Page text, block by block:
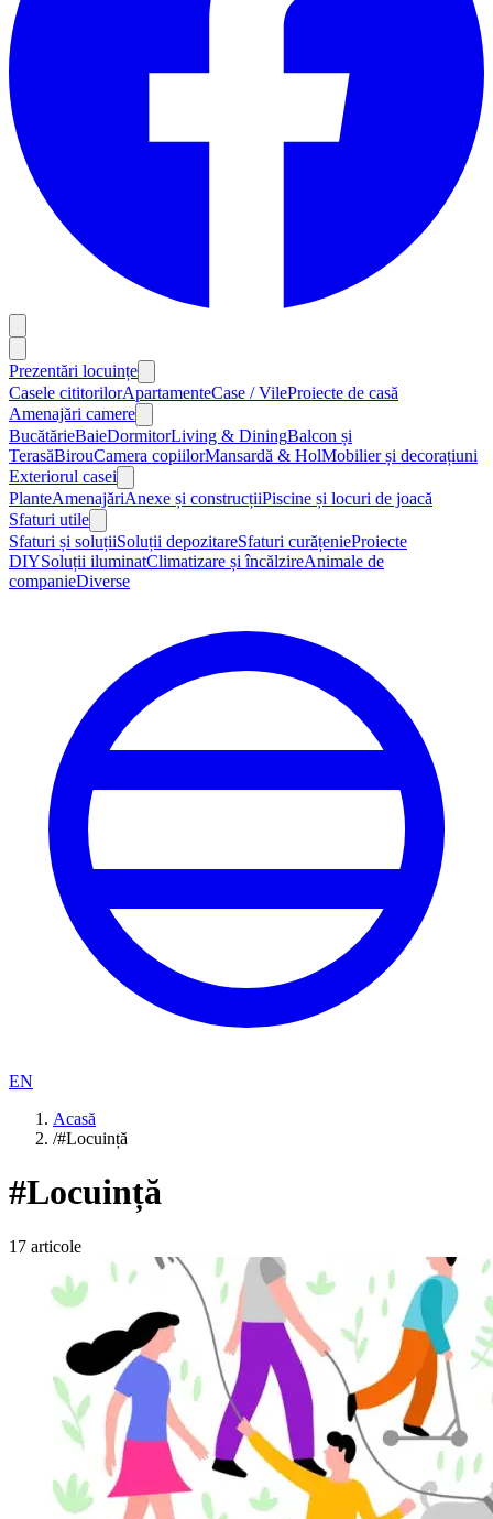
Prezentări locuințe
Casele cititorilorApartamenteCase / VileProiecte de casă
Amenajări camere
BucătărieBaieDormitorLiving & DiningBalcon și
TerasăBirouCamera copiilorMansardă & HolMobilier și decorațiuni
Exteriorul casei
PlanteAmenajăriAnexe și construcțiiPiscine și locuri de joacă
Sfaturi utile
Sfaturi și soluțiiSoluții depozitareSfaturi curățenieProiecte
DIYSoluții iluminatClimatizare și încălzireAnimale de
companieDiverse
EN
Acasă
/#Locuință
#Locuință
17 articole